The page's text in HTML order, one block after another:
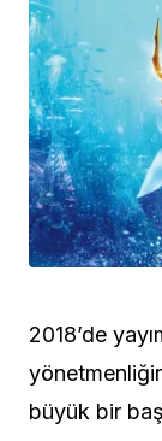
2018’de
büyük bir